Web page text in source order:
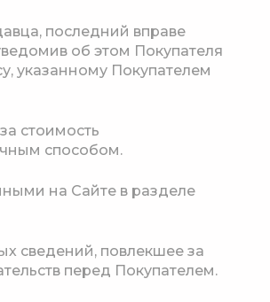
последний вправе
об этом Покупателя
указанному Покупателем
стоимость
способом.
на Сайте в разделе
сведений, повлекшее за
перед Покупателем.